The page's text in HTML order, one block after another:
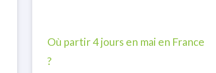
Où partir 4 jours en mai en France
?